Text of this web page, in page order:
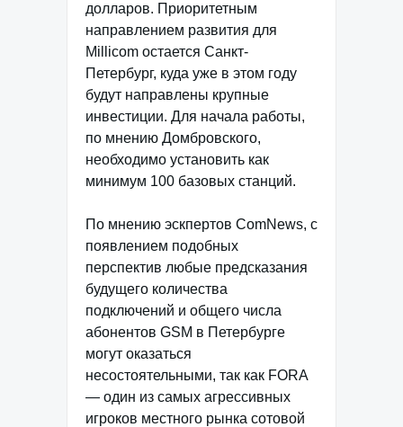
долларов. Приоритетным
направлением развития для
Millicom остается Санкт-
Петербург, куда уже в этом году
будут направлены крупные
инвестиции. Для начала работы,
по мнению Домбровского,
необходимо установить как
минимум 100 базовых станций.
По мнению эскпертов ComNews, с
появлением подобных
перспектив любые предсказания
будущего количества
подключений и общего числа
абонентов GSM в Петербурге
могут оказаться
несостоятельными, так как FORA
— один из самых агрессивных
игроков местного рынка сотовой